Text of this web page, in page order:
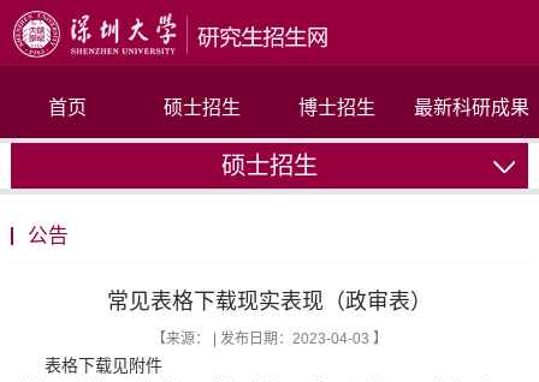
首页 硕士招生 博士招生 最新科研成果
硕士招生
公告
常见表格下载​现实表现（政审表）
【来源： | 发布日期：2023-04-03 】
表格下载见附件